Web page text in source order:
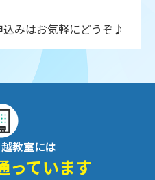
みはお気軽にどうぞ♪
教室には
っています